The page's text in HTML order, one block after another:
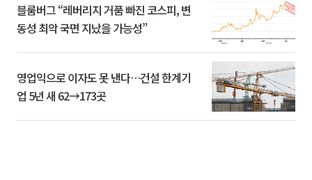
블룸버그 “레버리지 거품 빠진 코스피, 변
동성 최악 국면 지났을 가능성”
영업익으로 이자도 못 낸다…건설 한계기
업 5년 새 62→173곳